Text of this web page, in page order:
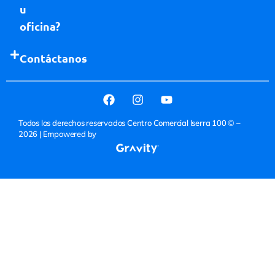
u
oficina?
Contáctanos
Todos los derechos reservados Centro Comercial Iserra 100 © –
2026 | Empowered by